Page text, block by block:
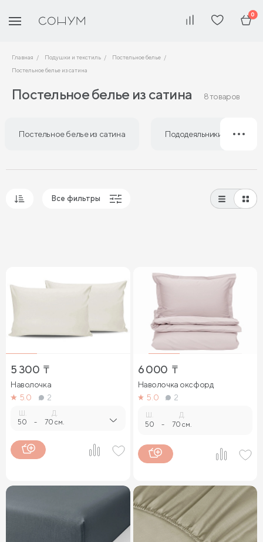
0
Главная Подушки и текстиль
Постельное белье
Постельное белье из сатина
Постельное белье из сатина 8 товаров
Постельное белье из сатина Пододеяльники из сатина
Все фильтры
5 300 ₸
Наволочка
5.0
2
Ш.
50 -
Д.
70 см.
6 000 ₸
Наволочка оксфорд
5.0
2
Ш.
50 -
Д.
70 см.